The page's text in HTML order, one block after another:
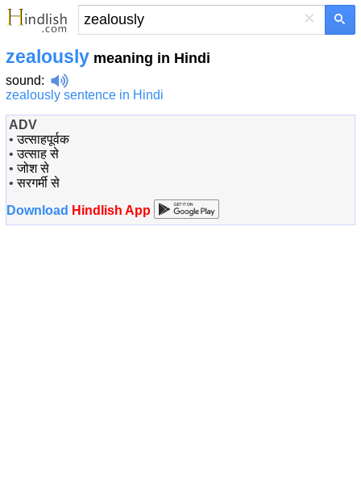
×
zealously meaning in Hindi
sound:
zealously sentence in Hindi
ADV
•उत्साहपूर्वक
•उत्साह से
•जोश से
•सरगर्मी से
Download Hindlish App